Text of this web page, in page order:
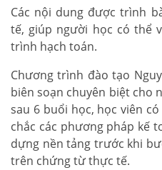
Các nội dung được trình
tế, giúp người học có thể
trình hạch toán.
Chương trình đào tạo
biên soạn chuyên biệt cho
sau 6 buổi học, học viên
chắc các phương pháp kế
dựng nền tảng trước khi
trên chứng từ thực tế.